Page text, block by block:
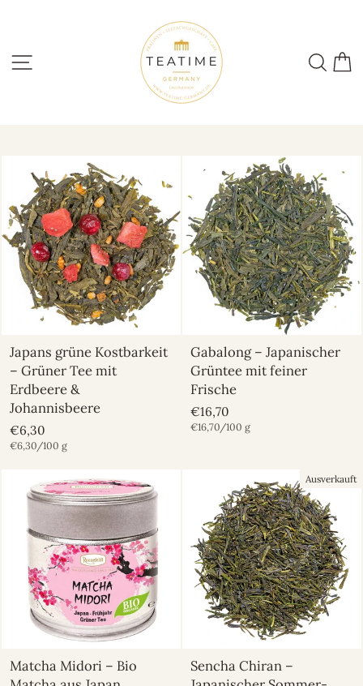
SEITENNAVIGATION
Japans grüne Kostbarkeit
– Grüner Tee mit
Erdbeere &
Johannisbeere
€6,30
€6,30/100 g
Gabalong – Japanischer
Grüntee mit feiner
Frische
€16,70
€16,70/100 g
Matcha Midori – Bio
Ausverkauft
Sencha Chiran –